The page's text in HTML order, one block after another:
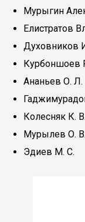
Мурыгин
Елистратов
Духовников
Курбоншоев
Ананьев О. Л.
Колесняк К. В.
Мурылев О. В.
Эдиев М. С.